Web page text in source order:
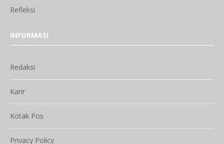
Refleksi
INFORMASI
Redaksi
Karir
Kotak Pos
Privacy Policy